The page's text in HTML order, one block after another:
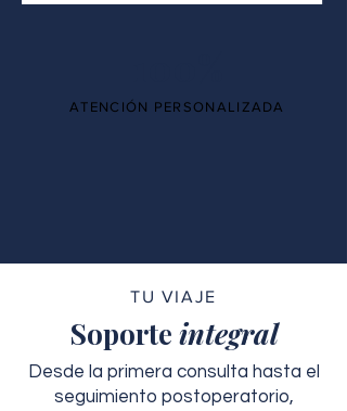
ATENCIÓN PERSONALIZADA
TU VIAJE
Soporte integral
Desde la primera consulta hasta el
seguimiento postoperatorio,